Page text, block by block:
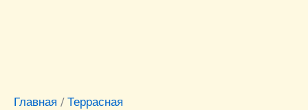
Главная / Террасная